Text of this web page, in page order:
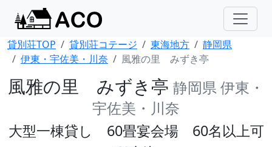
貸別荘TOP 貸別荘コテージ 東海地方
静岡県
伊東・宇佐美・川奈
風雅の里 みずき亭
風雅の里 みずき亭 静岡県 伊東・
宇佐美・川奈
大型一棟貸し 60畳宴会場 60名以上可